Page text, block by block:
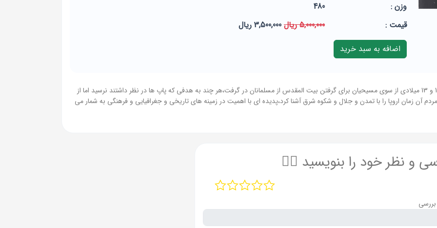
وزن :
480
قيمت :
5,000,000 ریال 3,500,000 ریال
کتاب جنگ های صلیبی : جنگ های صلیبی که در قرون 11 و 13 میلادی از سوی مسیحیان برای گرفتن بیت المقدس از مسلمانان در گرفت،هر چند به هدفی که پاپ ها در نظر داشتند نرسید اما از
آن زمان اروپا را با تمدن و جلال و شکوه شرق آشنا کرد،پدیده ای با اهمیت در زمینه های تاریخی و جغرافیایی و فرهنگی به شمار می
و نظر خود را بنویسید ✍🏻